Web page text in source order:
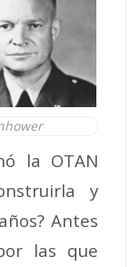
la OTAN
y
Antes
las que